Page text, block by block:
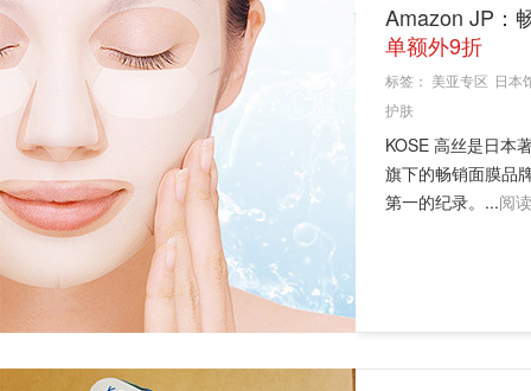
Amazon JP：
单额外9折
标签： 美亚专区 日本
护肤
KOSE 高丝是日本
旗下的畅销面膜品
第一的纪录。...阅